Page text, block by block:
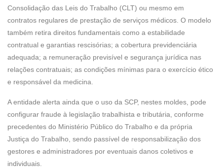
Consolidação das Leis do Trabalho (CLT) ou mesmo em
contratos regulares de prestação de serviços médicos. O modelo
também retira direitos fundamentais como a estabilidade
contratual e garantias rescisórias; a cobertura previdenciária
adequada; a remuneração previsível e segurança jurídica nas
relações contratuais; as condições mínimas para o exercício ético
e responsável da medicina.
A entidade alerta ainda que o uso da SCP, nestes moldes, pode
configurar fraude à legislação trabalhista e tributária, conforme
precedentes do Ministério Público do Trabalho e da própria
Justiça do Trabalho, sendo passível de responsabilização dos
gestores e administradores por eventuais danos coletivos e
individuais.